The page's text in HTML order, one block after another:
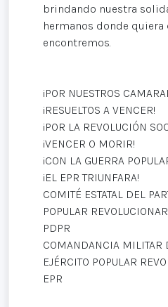
brindando nuestra
hermanos donde quiera
encontremos.
¡POR NUESTROS
¡RESUELTOS A VENCER!
¡POR LA REVOLUCIÓN
¡VENCER O MORIR!
¡CON LA GUERRA
¡EL EPR TRIUNFARA!
COMITÉ ESTATAL DEL
POPULAR
PDPR
COMANDANCIA MILITAR
EJÉRCITO POPULAR
EPR